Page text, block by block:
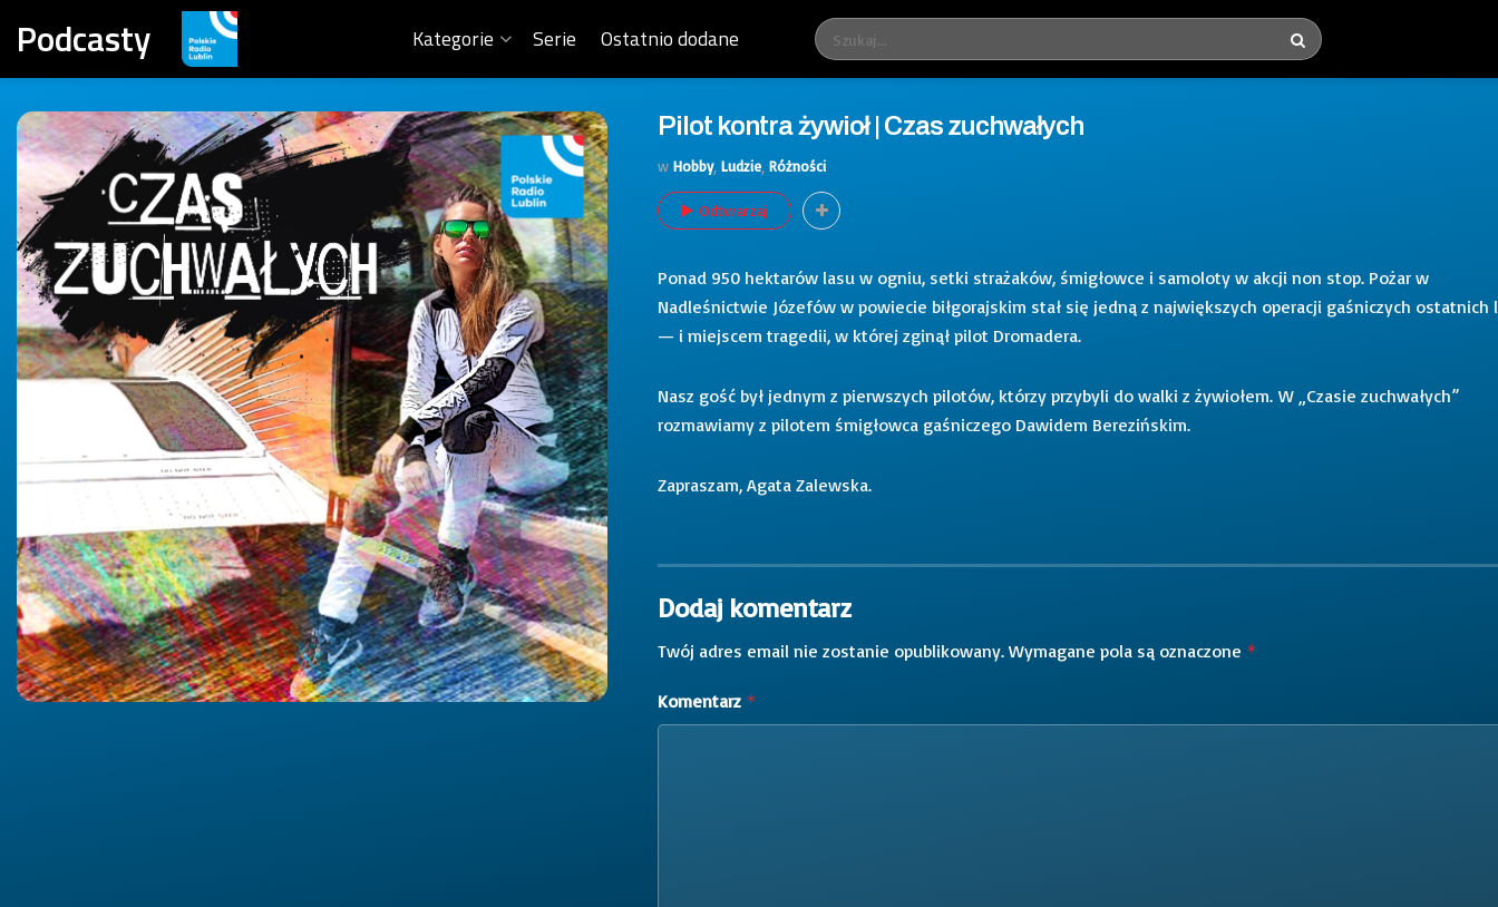
Podcasty Kategorie Serie Ostatnio dodane
Pilot kontra żywioł | Czas zuchwałych
w Hobby, Ludzie Różności
Odtwarzaj
Ponad 950 hektarów lasu w ogniu, setki strażaków, śmigłowce i samoloty w akcji non stop. Pożar w
Nadleśnictwie Józefów w powiecie biłgorajskim stał się jedną z największych operacji gaśniczych ostatnich
— i miejscem tragedii, w której zginął pilot Dromadera.
Nasz gość był jednym z pierwszych pilotów, którzy przybyli do walki z żywiołem. W „Czasie zuchwałych”
rozmawiamy z pilotem śmigłowca gaśniczego Dawidem Berezińskim.
Zapraszam, Agata Zalewska.
Dodaj komentarz
Twój adres email nie zostanie opublikowany. Wymagane pola są oznaczone *
Komentarz *